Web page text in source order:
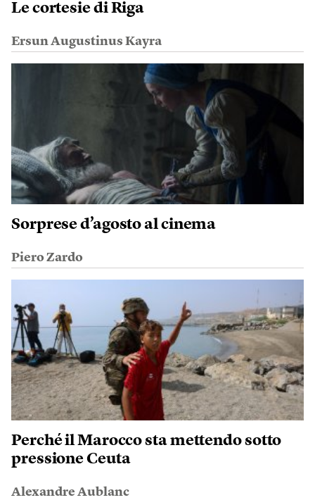
Le cortesie di Riga
Ersun Augustinus Kayra
Sorprese d’agosto al cinema
Piero Zardo
Perché il Marocco sta mettendo sotto
pressione Ceuta
Alexandre Aublanc